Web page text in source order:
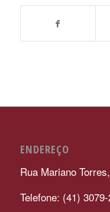
ENDEREÇO
Rua Mariano
Telefone: (41)